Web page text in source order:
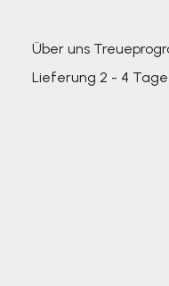
Über uns
Lieferung 2 - 4 Tage